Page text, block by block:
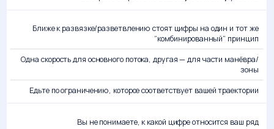
Ближе к развязке/разветвлению стоят цифры на один и тот же
“комбинированный” принцип
Одна скорость для основного потока, другая — для части манёвра/
зоны
Едьте по ограничению, которое соответствует вашей траектории
Вы не понимаете, к какой цифре относится ваш ряд